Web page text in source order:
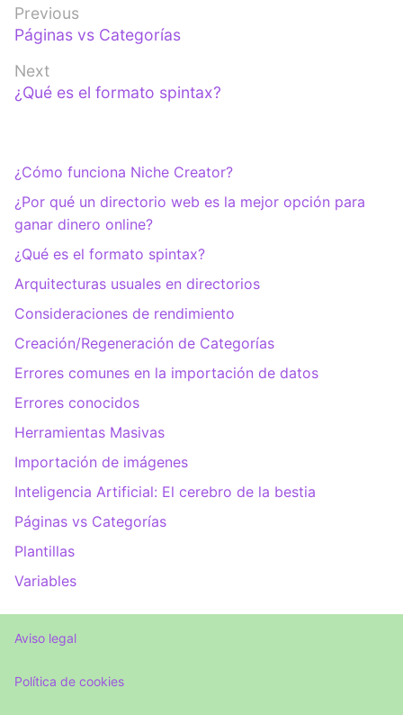
Navegación
de
entradas
Previous
Previous
Páginas vs Categorías
Next
Next
¿Qué es el formato spintax?
¿Cómo funciona Niche Creator?
¿Por qué un directorio web es la mejor opción para
ganar dinero online?
¿Qué es el formato spintax?
Arquitecturas usuales en directorios
Consideraciones de rendimiento
Creación/Regeneración de Categorías
Errores comunes en la importación de datos
Errores conocidos
Herramientas Masivas
Importación de imágenes
Inteligencia Artificial: El cerebro de la bestia
Páginas vs Categorías
Plantillas
Variables
Aviso legal
Política de cookies